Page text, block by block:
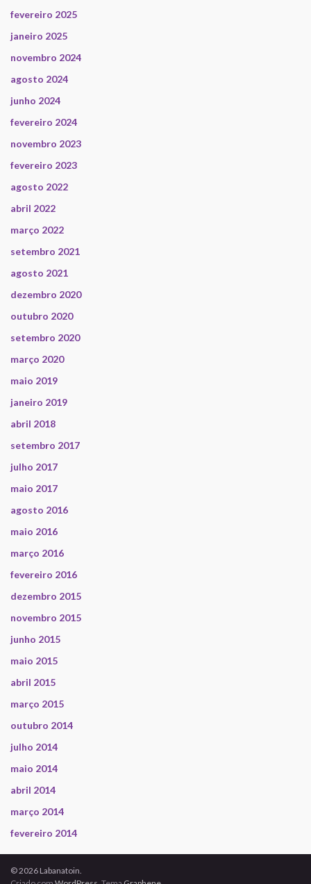
fevereiro 2025
janeiro 2025
novembro 2024
agosto 2024
junho 2024
fevereiro 2024
novembro 2023
fevereiro 2023
agosto 2022
abril 2022
março 2022
setembro 2021
agosto 2021
dezembro 2020
outubro 2020
setembro 2020
março 2020
maio 2019
janeiro 2019
abril 2018
setembro 2017
julho 2017
maio 2017
agosto 2016
maio 2016
março 2016
fevereiro 2016
dezembro 2015
novembro 2015
junho 2015
maio 2015
abril 2015
março 2015
outubro 2014
julho 2014
maio 2014
abril 2014
março 2014
fevereiro 2014
© 2026 Labanatoin.